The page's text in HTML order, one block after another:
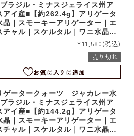
ラジル・ミナスジェライス州ア
アイ産■【約262.4g】アリゲータ
晶｜スモーキーアリゲーター｜エ
チャル｜スケルタル｜ワニ水晶｜r
¥11,580(税込)
売り切れ
お気に入りに追加
ゲータークォーツ ジャカレー水
ラジル・ミナスジェライス州ア
アイ産■【約144.2g】アリゲータ
晶｜スモーキーアリゲーター｜エ
チャル｜スケルタル｜ワニ水晶｜r